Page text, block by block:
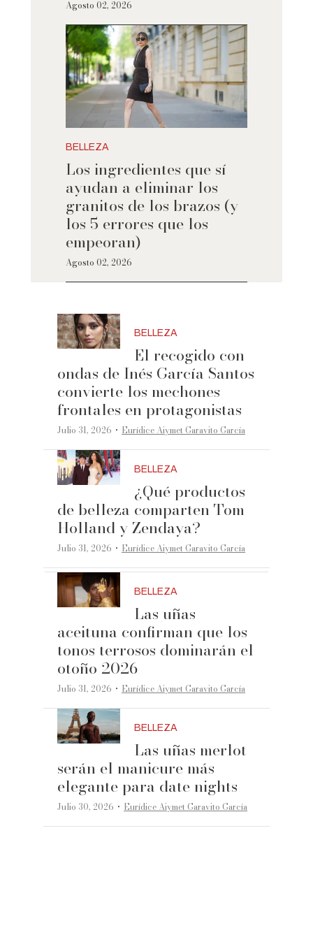
Agosto 02, 2026
BELLEZA
Los ingredientes que sí
ayudan a eliminar los
granitos de los brazos (y
los 5 errores que los
empeoran)
Agosto 02, 2026
BELLEZA
El recogido con
ondas de Inés García Santos
convierte los mechones
frontales en protagonistas
Julio 31, 2026 ·Eurídice Aiymet Garavito García
BELLEZA
¿Qué productos
de belleza comparten Tom
Holland y Zendaya?
Julio 31, 2026 ·Eurídice Aiymet Garavito García
BELLEZA
Las uñas
aceituna confirman que los
tonos terrosos dominarán el
otoño 2026
Julio 31, 2026 ·Eurídice Aiymet Garavito García
BELLEZA
Las uñas merlot
serán el manicure más
elegante para date nights
Julio 30, 2026 ·Eurídice Aiymet Garavito García